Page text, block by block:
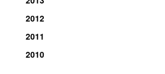
2012
2011
2010